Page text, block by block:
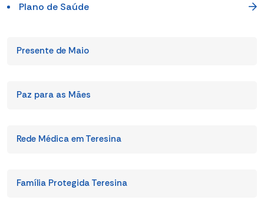
Plano de Saúde
Presente de Maio
Paz para as Mães
Rede Médica em Teresina
Família Protegida Teresina